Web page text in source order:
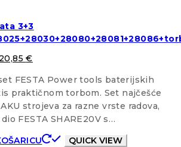
3+3
€
FESTA Power tools baterijskih
praktičnom torbom. Set najčešće
strojeva za razne vrste radova,
FESTA SHARE20V s…
QUICK VIEW